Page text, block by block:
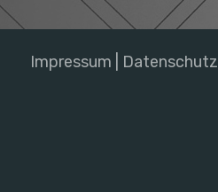
Impressum | Datenschutz